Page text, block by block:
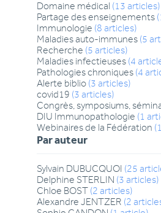
Domaine médical (13 articles)
Partage des enseignements (
Immunologie (8 articles)
Maladies auto-immunes (5
Recherche (5 articles)
Maladies infectieuses (4
Pathologies chroniques (4
Alerte biblio (3 articles)
covid19 (3 articles)
Congrès, symposiums,
DIU Immunopathologie (1
Webinaires de la Fédération (1
Par auteur
Sylvain DUBUCQUOI (25
Delphine STERLIN (3 articles)
Chloe BOST (2 articles)
Alexandre JENTZER (2